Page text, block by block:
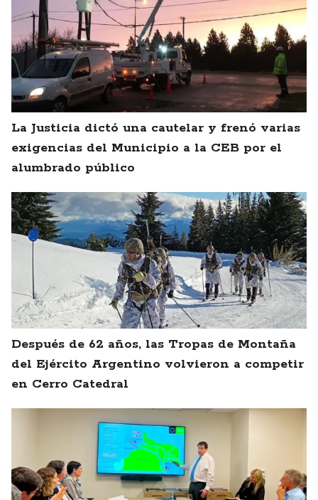
La Justicia dictó una cautelar y frenó varias
exigencias del Municipio a la CEB por el
alumbrado público
Después de 62 años, las Tropas de Montaña
del Ejército Argentino volvieron a competir
en Cerro Catedral